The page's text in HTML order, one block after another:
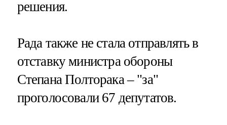
решения.
Рада также не стала отправлять в
отставку министра обороны
Степана Полторака – "за"
проголосовали 67 депутатов.